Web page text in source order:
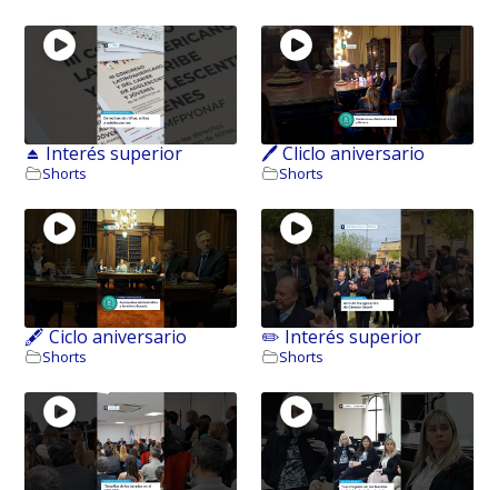
⏏️ Interés superior
Shorts
🖊️ Cliclo aniversario
Shorts
🖋️ Ciclo aniversario
Shorts
✏️ Interés superior
Shorts